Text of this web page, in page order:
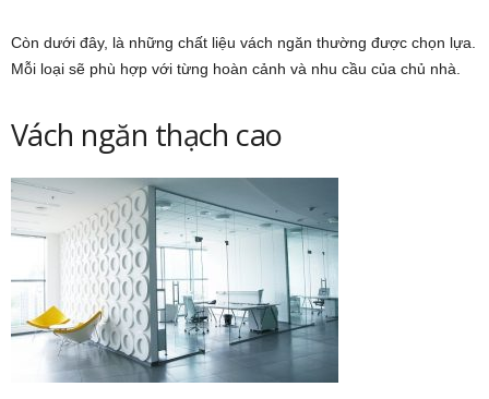
Còn dưới đây, là những chất liệu vách ngăn thường được chọn lựa.
Mỗi loại sẽ phù hợp với từng hoàn cảnh và nhu cầu của chủ nhà.
Vách ngăn thạch cao